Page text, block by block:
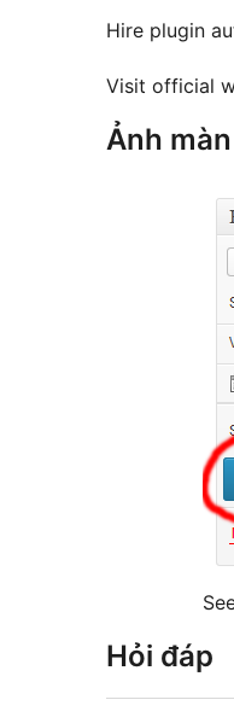
Hire plugin
Visit official
Ảnh
Hỏi đáp